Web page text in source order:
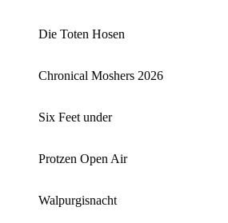
Die Toten Hosen
Chronical Moshers 2026
Six Feet under
Protzen Open Air
Walpurgisnacht